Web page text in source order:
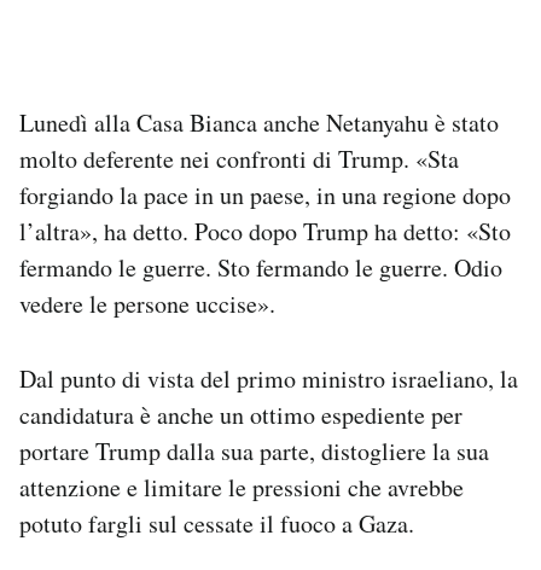
Lunedì alla Casa Bianca anche Netanyahu è stato
molto deferente nei confronti di Trump. «Sta
forgiando la pace in un paese, in una regione dopo
l’altra», ha detto. Poco dopo Trump ha detto: «Sto
fermando le guerre. Sto fermando le guerre. Odio
vedere le persone uccise».
Dal punto di vista del primo ministro israeliano, la
candidatura è anche un ottimo espediente per
portare Trump dalla sua parte, distogliere la sua
attenzione e limitare le pressioni che avrebbe
potuto fargli sul cessate il fuoco a Gaza.